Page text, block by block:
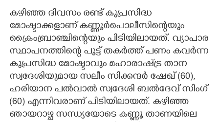
കഴിഞ്ഞ ദിവസം രണ്ട് കുപ്രസിദ്ധ
മോഷ്ടാക്കളാണ് കണ്ണൂർപൊലീസിന്റെയും
ക്രൈംബ്രാഞ്ചിന്റെയും പിടിയിലായത്. വ്യാപാര
സ്ഥാപനത്തിന്റെ പൂട്ട് തകർത്ത് പണം കവർന്ന
കുപ്രസിദ്ധ മോഷ്ടാവും മഹാരാഷ്ട്ര താന
സ്വദേശിയുമായ സലീം സിക്കന്ദർ ഷേഖ് (60),
ഹരിയാന പൽവാൽ സ്വദേശി ബൽദേവ് സിംഗ്
(60) എന്നിവരാണ് പിടിയിലായത്. കഴിഞ്ഞ
ഞായറാഴ്ച സന്ധ്യയോടെ കണ്ണൂ‌ താണയിലെ